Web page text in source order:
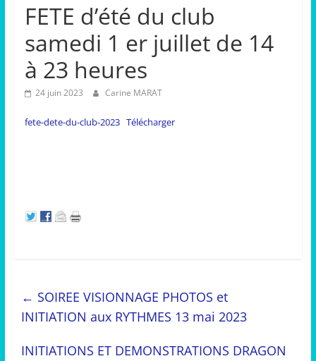
FETE d’été du club
samedi 1 er juillet de 14
à 23 heures
24 juin 2023 Carine MARAT
fete-dete-du-club-2023 Télécharger
← SOIREE VISIONNAGE PHOTOS et
INITIATION aux RYTHMES 13 mai 2023
INITIATIONS ET DEMONSTRATIONS DRAGON